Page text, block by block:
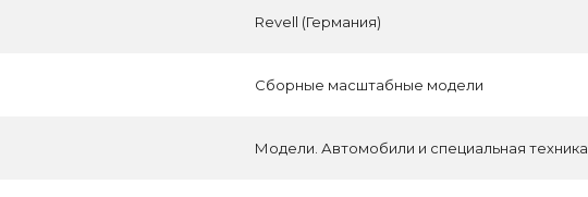
Revell (Германия)
Сборные масштабные модели
Модели. Автомобили и специальная техника